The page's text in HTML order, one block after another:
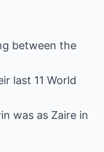
between the
last 11 World
was as Zaire in